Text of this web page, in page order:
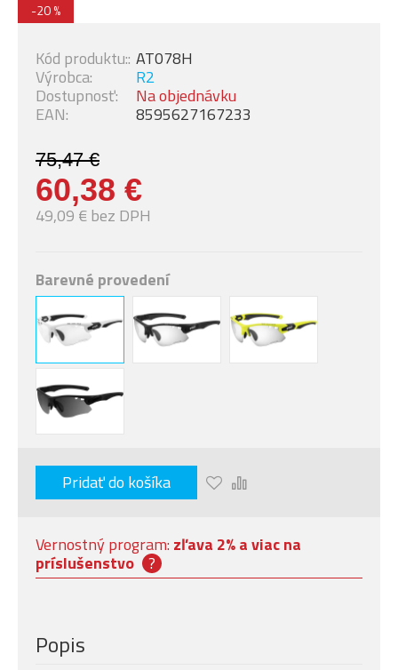
-20 %
75,47 €
60,38 €
49,09 € bez DPH
Dostupnosť: Na objednávku
Výrobca: R2
Kód produktu:: AT078H
EAN: 8595627167233
Barevné provedení
Pridať do košíka
Vernostný program: zľava 2% a viac na
príslušenstvo ?
Popis